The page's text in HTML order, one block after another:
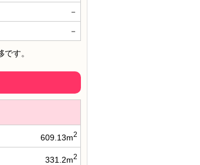
－
－
す。
609.13m2
331.2m2